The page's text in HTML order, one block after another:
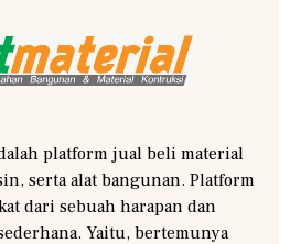
platform jual beli material
serta alat bangunan. Platform
dari sebuah harapan dan
Yaitu, bertemunya